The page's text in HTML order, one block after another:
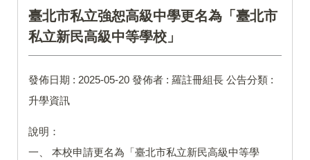
臺北市私立強恕高級中學更名為「臺北市
私立新民高級中等學校」
發佈日期 : 2025-05-20 發佈者 : 羅註冊組長 公告分類 :
升學資訊
說明：
一、 本校申請更名為「臺北市私立新民高級中等學